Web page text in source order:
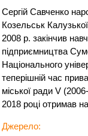
Сергій Савченко
Козельськ
2008 р. закінчив
підприємництва
Національного
теперішній час
міської ради V
2018 році отримав
Джерело: